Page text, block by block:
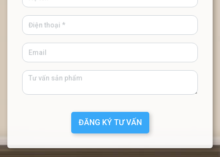
ĐĂNG KÝ TƯ VẤN